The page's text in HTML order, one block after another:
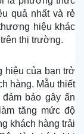
quả nhất và rẻ
hiệu khác
thị trường.
hiệu của bạn trở
hàng. Mẫu thiết
bảo gây ấn
tăng mức độ
khách hàng trải